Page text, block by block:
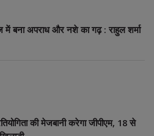
में बना अपराध और नशे का गढ़ : राहुल शर्मा
की मेजबानी करेगा जीपीएम, 18 से